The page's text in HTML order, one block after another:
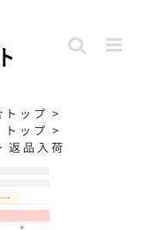
トップ >
ップ >
返品入荷